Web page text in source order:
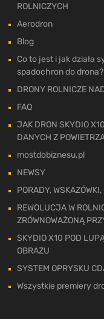
ROLNICZYCH
Aerodron
Blog
Co to jest i jak działa
spadochron do drona?
DRONY ROLNICZE
FAQ
JAK DRON SKYDIO
DANYCH Z
mostdobiznesu.pl
NEWSY
PORADY,
REWOLUCJA W
ZRÓWNOWAŻONĄ
SKYDIO X10 POD
OBRAZU
SYSTEM OPRYSKU
Wszystkie premiery